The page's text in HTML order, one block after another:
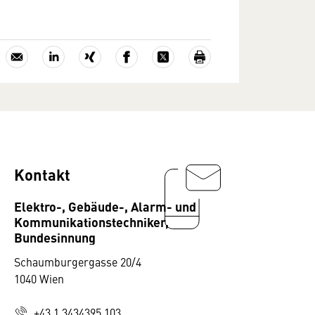
Kontakt
Elektro-, Gebäude-, Alarm- und
Kommunikationstechniker,
Bundesinnung
Schaumburgergasse 20/4
1040 Wien